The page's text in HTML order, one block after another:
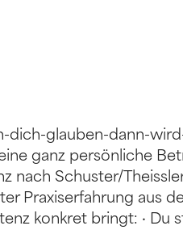
dich-glauben-dann-
ganz persönliche
nach Schuster/
Praxiserfahrung aus
konkret bringt: · Du